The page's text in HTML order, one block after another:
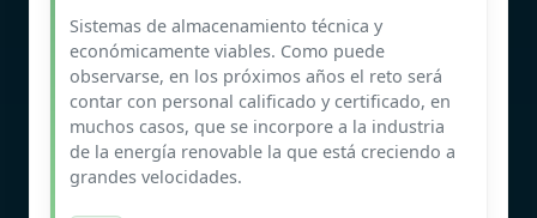
Sistemas de almacenamiento técnica y
económicamente viables. Como puede
observarse, en los próximos años el reto será
contar con personal calificado y certificado, en
muchos casos, que se incorpore a la industria
de la energía renovable la que está creciendo a
grandes velocidades.